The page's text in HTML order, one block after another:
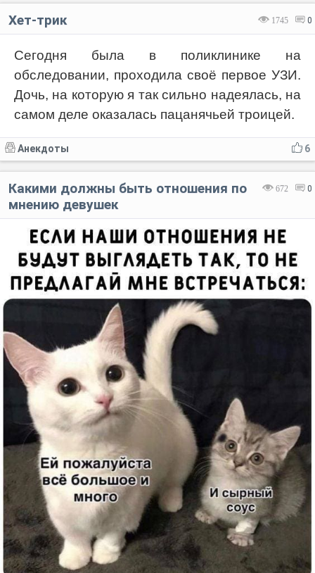
1745 0
Хет-трик
Сегодня была в поликлинике на
обследовании, проходила своё первое УЗИ.
Дочь, на которую я так сильно надеялась, на
самом деле оказалась пацанячьей троицей.
6
Анекдоты
672 0
Какими должны быть отношения по
мнению девушек